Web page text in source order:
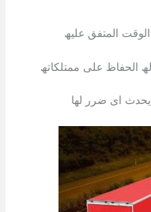
المتفق علیھ
الحفاظ على ممتلكاتھ
یحدث اى ضرر لھا